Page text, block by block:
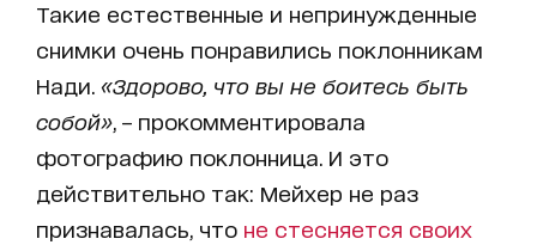
Такие естественные и непринужденные
снимки очень понравились поклонникам
Нади. «Здорово, что вы не боитесь быть
собой» , – прокомментировала
фотографию поклонница. И это
действительно так: Мейхер не раз
признавалась, что не стесняется своих